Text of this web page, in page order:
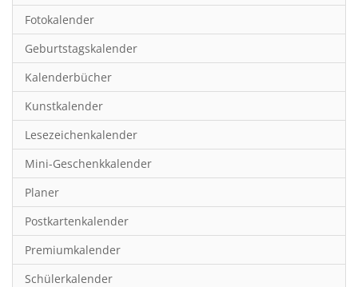
Fotokunst
Frauen
Fußball
Gaming
Geburtstagskalender
Geschichte
Hobby & Basteln
Humor & Cartoon
Inspiration & Entspannung
Inspiration & Spiritualität
Fotokalender
Geburtstagskalender
Kalenderbücher
Kunstkalender
Lesezeichenkalender
Mini-Geschenkkalender
Planer
Postkartenkalender
Premiumkalender
Schülerkalender